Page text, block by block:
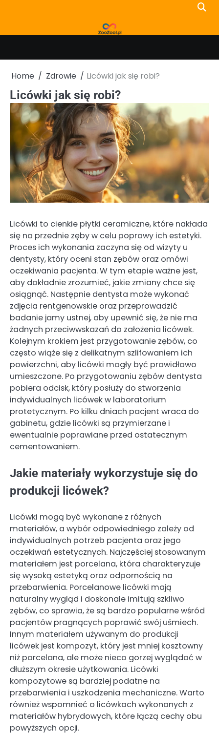
Home Zdrowie Licówki jak się robi?
Licówki jak się robi?
Licówki to cienkie płytki ceramiczne, które nakłada
się na przednie zęby w celu poprawy ich estetyki.
Proces ich wykonania zaczyna się od wizyty u
dentysty, który oceni stan zębów oraz omówi
oczekiwania pacjenta. W tym etapie ważne jest,
aby dokładnie zrozumieć, jakie zmiany chce się
osiągnąć. Następnie dentysta może wykonać
zdjęcia rentgenowskie oraz przeprowadzić
badanie jamy ustnej, aby upewnić się, że nie ma
żadnych przeciwwskazań do założenia licówek.
Kolejnym krokiem jest przygotowanie zębów, co
często wiąże się z delikatnym szlifowaniem ich
powierzchni, aby licówki mogły być prawidłowo
umieszczone. Po przygotowaniu zębów dentysta
pobiera odcisk, który posłuży do stworzenia
indywidualnych licówek w laboratorium
protetycznym. Po kilku dniach pacjent wraca do
gabinetu, gdzie licówki są przymierzane i
ewentualnie poprawiane przed ostatecznym
cementowaniem.
Jakie materiały wykorzystuje się do
produkcji licówek?
Licówki mogą być wykonane z różnych
materiałów, a wybór odpowiedniego zależy od
indywidualnych potrzeb pacjenta oraz jego
oczekiwań estetycznych. Najczęściej stosowanym
materiałem jest porcelana, która charakteryzuje
się wysoką estetyką oraz odpornością na
przebarwienia. Porcelanowe licówki mają
naturalny wygląd i doskonale imitują szkliwo
zębów, co sprawia, że są bardzo popularne wśród
pacjentów pragnących poprawić swój uśmiech.
Innym materiałem używanym do produkcji
licówek jest kompozyt, który jest mniej kosztowny
niż porcelana, ale może nieco gorzej wyglądać w
dłuższym okresie użytkowania. Licówki
kompozytowe są bardziej podatne na
przebarwienia i uszkodzenia mechaniczne. Warto
również wspomnieć o licówkach wykonanych z
materiałów hybrydowych, które łączą cechy obu
powyższych opcji.